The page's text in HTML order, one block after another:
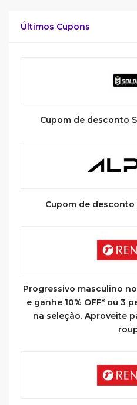
Últimos Cupons
Cupom de desconto
Cupom de desconto
Progressivo masculino
e ganhe 10% OFF* ou 3
na seleção. Aproveite